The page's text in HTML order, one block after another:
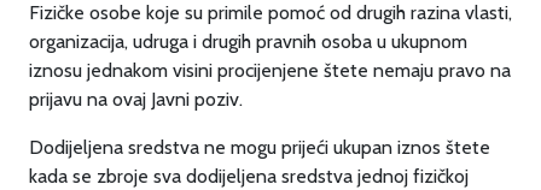
Fizičke osobe koje su primile pomoć od drugih razina vlasti,
organizacija, udruga i drugih pravnih osoba u ukupnom
iznosu jednakom visini procijenjene štete nemaju pravo na
prijavu na ovaj Javni poziv.
Dodijeljena sredstva ne mogu prijeći ukupan iznos štete
kada se zbroje sva dodijeljena sredstva jednoj fizičkoj